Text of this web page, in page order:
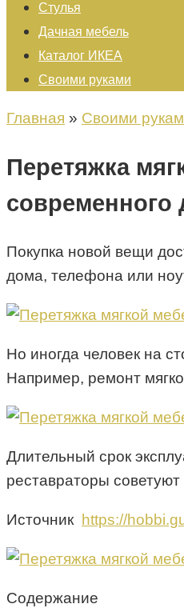
Стулья
Дачная мебель
Каталог ИКЕА
Своими руками
Главная » Своими
Перетяжка
современного
Покупка новой вещи
дома, телефона или
Но иногда человек на
Например, ремонт
Длительный срок
реставраторы советуют
Источник https://
Содержание